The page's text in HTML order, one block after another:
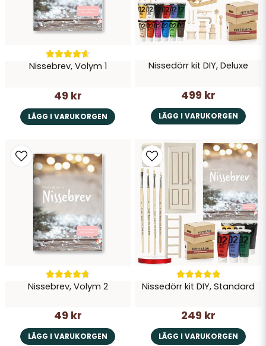
Skicka fråga
Nissebrev, Volym 1
49 kr
LÄGG I VARUKORGEN
Nissedörr kit DIY, Deluxe
499 kr
LÄGG I VARUKORGEN
Nissebrev, Volym 2
49 kr
LÄGG I VARUKORGEN
Nissedörr kit DIY, Standard
249 kr
LÄGG I VARUKORGEN